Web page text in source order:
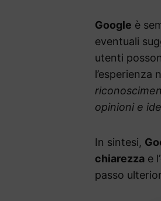
Google è
eventuali
utenti
l’esperienza
opinioni e
In sintesi,
chiarezza e l’
passo